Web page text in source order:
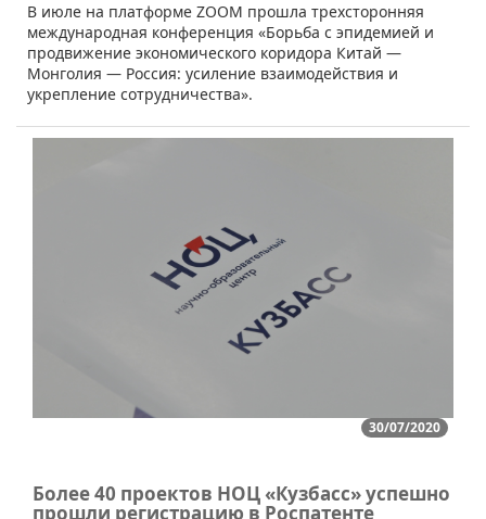
В июле на платформе ZOOM прошла трехсторонняя
международная конференция «Борьба с эпидемией и
продвижение экономического коридора Китай —
Монголия — Россия: усиление взаимодействия и
укрепление сотрудничества».
30/07/2020
Более 40 проектов НОЦ «Кузбасс» успешно
прошли регистрацию в Роспатенте